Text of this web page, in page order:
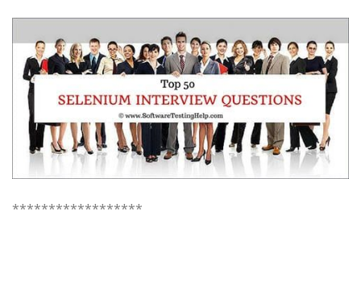
******************